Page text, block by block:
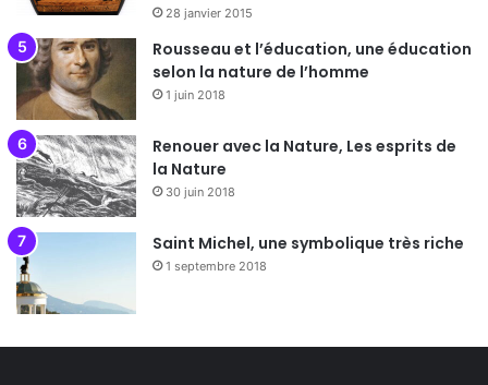
28 janvier 2015
Rousseau et l’éducation, une éducation
selon la nature de l’homme
1 juin 2018
Renouer avec la Nature, Les esprits de
la Nature
30 juin 2018
Saint Michel, une symbolique très riche
1 septembre 2018